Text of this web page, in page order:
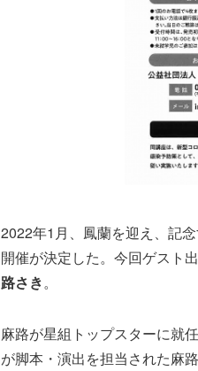
2022年1月、鳳蘭を迎え、記
開催が決定した。今回ゲスト
路さき。
麻路が星組トップスターに就
が脚本・演出を担当された麻